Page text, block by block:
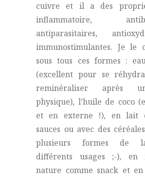
cuivre et il a des
inflammatoire,
antiparasitaires,
immunostimulantes. Je le
sous tous ces formes :
(excellent pour se
reminéraliser après
physique), l’huile de coco
et en externe !), en lait
sauces ou avec des
plusieurs formes de
différents usages ;-), en
nature comme snack et